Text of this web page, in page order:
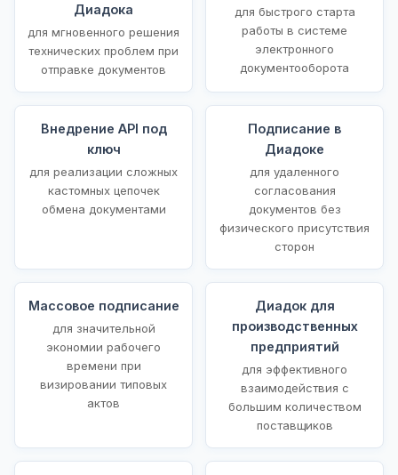
Диадока
для мгновенного решения
технических проблем при
отправке документов
для быстрого старта
работы в системе
электронного
документооборота
Внедрение API под
ключ
для реализации сложных
кастомных цепочек
обмена документами
Подписание в
Диадоке
для удаленного
согласования
документов без
физического присутствия
сторон
Массовое подписание
для значительной
экономии рабочего
времени при
визировании типовых
актов
Диадок для
производственных
предприятий
для эффективного
взаимодействия с
большим количеством
поставщиков